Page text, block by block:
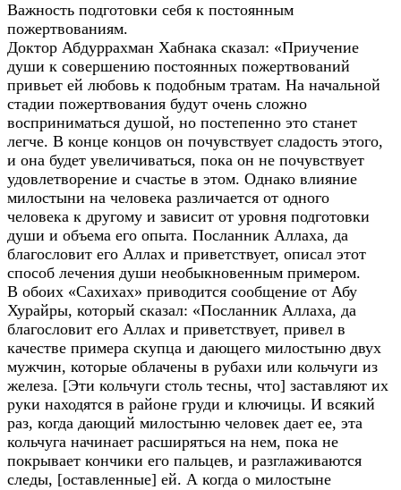
Важность подготовки себя к постоянным
пожертвованиям.
Доктор Абдуррахман Хабнака сказал: «Приучение
души к совершению постоянных пожертвований
привьет ей любовь к подобным тратам. На начальной
стадии пожертвования будут очень сложно
восприниматься душой, но постепенно это станет
легче. В конце концов он почувствует сладость этого,
и она будет увеличиваться, пока он не почувствует
удовлетворение и счастье в этом. Однако влияние
милостыни на человека различается от одного
человека к другому и зависит от уровня подготовки
души и объема его опыта. Посланник Аллаха, да
благословит его Аллах и приветствует, описал этот
способ лечения души необыкновенным примером.
В обоих «Сахихах» приводится сообщение от Абу
Хурайры, который сказал: «Посланник Аллаха, да
благословит его Аллах и приветствует, привел в
качестве примера скупца и дающего милостыню двух
мужчин, которые облачены в рубахи или кольчуги из
железа. [Эти кольчуги столь тесны, что] заставляют их
руки находятся в районе груди и ключицы. И всякий
раз, когда дающий милостыню человек дает ее, эта
кольчуга начинает расширяться на нем, пока не
покрывает кончики его пальцев, и разглаживаются
следы, [оставленные] ей. А когда о милостыне